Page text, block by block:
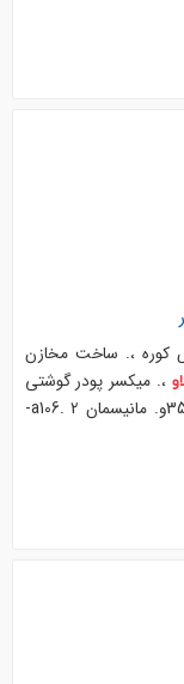
کوره ،. ساخت مخازن
،. میکسر پودر گوشتی
( ضایعات کشتارگاه). فروش. 1-لوله آتشخوار 35.8stو. مانیسمان a106. 2-